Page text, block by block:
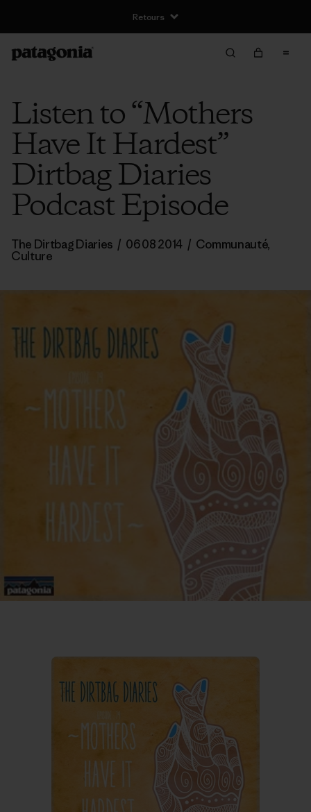
Retours
Listen to “Mothers
Have It Hardest”
Dirtbag Diaries
Podcast Episode
The Dirtbag Diaries / 06 08 2014 / Communauté,
Culture